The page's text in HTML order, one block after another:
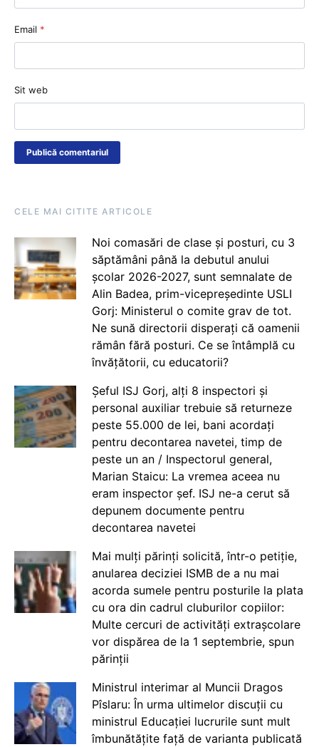
Email *
Sit web
CELE MAI CITITE ARTICOLE
Noi comasări de clase și posturi, cu 3
săptămâni până la debutul anului
școlar 2026-2027, sunt semnalate de
Alin Badea, prim-vicepreședinte USLI
Gorj: Ministerul o comite grav de tot.
Ne sună directorii disperați că oamenii
rămân fără posturi. Ce se întâmplă cu
învățătorii, cu educatorii?
Șeful ISJ Gorj, alți 8 inspectori și
personal auxiliar trebuie să returneze
peste 55.000 de lei, bani acordați
pentru decontarea navetei, timp de
peste un an / Inspectorul general,
Marian Staicu: La vremea aceea nu
eram inspector șef. ISJ ne-a cerut să
depunem documente pentru
decontarea navetei
Mai mulți părinți solicită, într-o petiție,
anularea deciziei ISMB de a nu mai
acorda sumele pentru posturile la plata
cu ora din cadrul cluburilor copiilor:
Multe cercuri de activități extrașcolare
vor dispărea de la 1 septembrie, spun
părinții
Ministrul interimar al Muncii Dragos
Pîslaru: În urma ultimelor discuții cu
ministrul Educației lucrurile sunt mult
îmbunătățite față de varianta publicată